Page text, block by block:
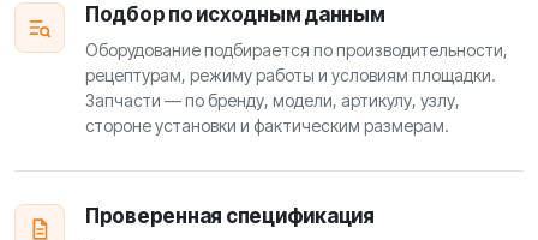
Подбор по исходным данным
Оборудование подбирается по производительности,
рецептурам, режиму работы и условиям площадки.
Запчасти — по бренду, модели, артикулу, узлу,
стороне установки и фактическим размерам.
Проверенная спецификация